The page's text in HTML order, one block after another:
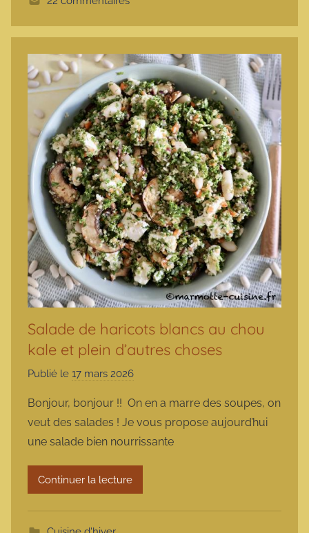
Salade de haricots blancs au chou
kale et plein d’autres choses
Publié le 17 mars 2026
r
m
a
r
Bonjour, bonjour !! On en a marre des soupes, on
veut des salades ! Je vous propose aujourd’hui
une salade bien nourrissante
Continuer la lecture